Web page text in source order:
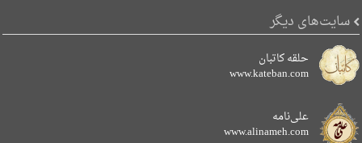
سایت‌های دیگر
حلقه کاتبان
www.kateban.com
علی‌نامه
www.alinameh.com